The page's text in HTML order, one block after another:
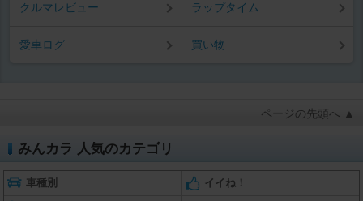
クルマレビュー ラップタイム
愛車ログ 買い物
ページの先頭へ ▲
みんカラ 人気のカテゴリ
車種別 イイね！